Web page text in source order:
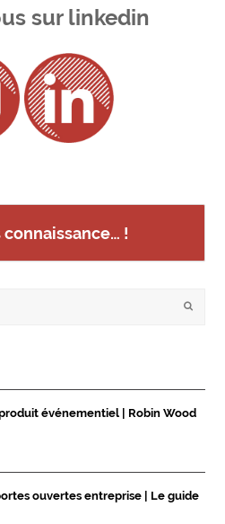
sur linkedin
connaissance… !
événementiel | Robin Wood
ouvertes entreprise | Le guide